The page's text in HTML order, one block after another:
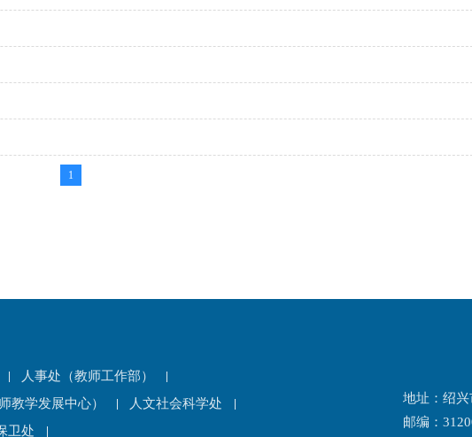
1
人事处（教师工作部）
教学发展中心）
人文社会科学处
卫处
地址：绍
邮编：